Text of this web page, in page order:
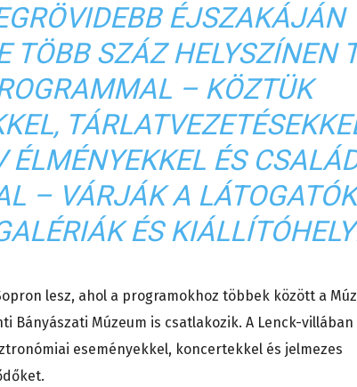
ÉJSZAKÁJÁN
TÖBB SZÁZ HELYSZÍNEN
– KÖZTÜK
ÉLMÉNYEKKEL ÉS
– VÁRJÁK A
ÉS
lesz, ahol a programokhoz többek között a
Bányászati Múzeum is csatlakozik. A Lenck-
eseményekkel, koncertekkel és jelmezes